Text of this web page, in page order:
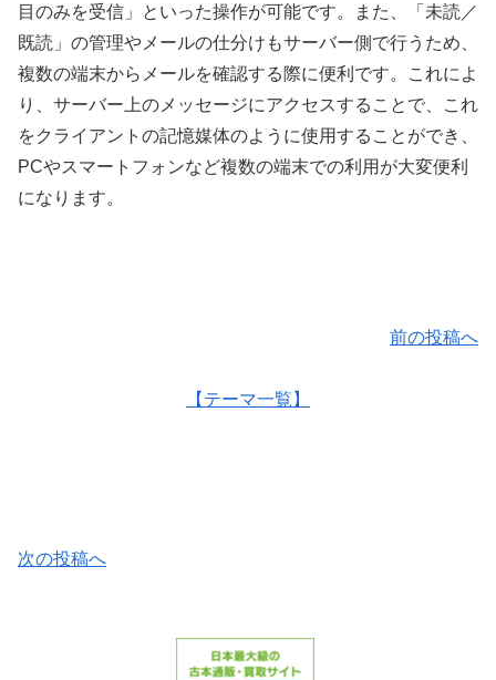
目のみを受信」といった操作が可能です。また、「未読／
既読」の管理やメールの仕分けもサーバー側で行うため、
複数の端末からメールを確認する際に便利です。これによ
り、サーバー上のメッセージにアクセスすることで、これ
をクライアントの記憶媒体のように使用することができ、
PCやスマートフォンなど複数の端末での利用が大変便利
になります。
前の投稿へ
【テーマ一覧】
次の投稿へ